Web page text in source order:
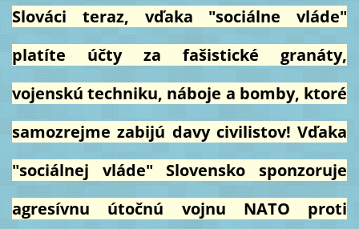
Slováci teraz, vďaka "sociálne vláde"
platíte účty za fašistické granáty,
vojenskú techniku, náboje a bomby, ktoré
samozrejme zabijú davy civilistov! Vďaka
"sociálnej vláde" Slovensko sponzoruje
agresívnu útočnú vojnu NATO proti